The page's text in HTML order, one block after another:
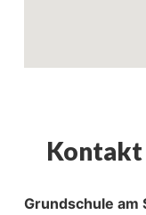
Grundschule am